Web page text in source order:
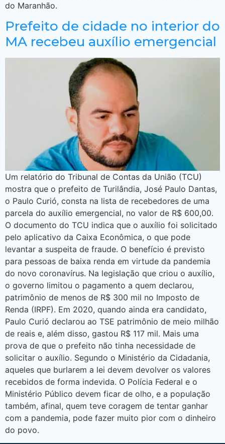
do Maranhão.
Prefeito de cidade no interior do
MA recebeu auxílio emergencial
Um relatório do Tribunal de Contas da União (TCU)
mostra que o prefeito de Turilândia, José Paulo Dantas,
o Paulo Curió, consta na lista de recebedores de uma
parcela do auxílio emergencial, no valor de R$ 600,00.
O documento do TCU indica que o auxílio foi solicitado
pelo aplicativo da Caixa Econômica, o que pode
levantar a suspeita de fraude. O benefício é previsto
para pessoas de baixa renda em virtude da pandemia
do novo coronavírus. Na legislação que criou o auxílio,
o governo limitou o pagamento a quem declarou,
patrimônio de menos de R$ 300 mil no Imposto de
Renda (IRPF). Em 2020, quando ainda era candidato,
Paulo Curió declarou ao TSE patrimônio de meio milhão
de reais e, além disso, gastou R$ 117 mil. Mais uma
prova de que o prefeito não tinha necessidade de
solicitar o auxílio. Segundo o Ministério da Cidadania,
aqueles que burlarem a lei devem devolver os valores
recebidos de forma indevida. O Polícia Federal e o
Ministério Público devem ficar de olho, e a população
também, afinal, quem teve coragem de tentar ganhar
com a pandemia, pode fazer muito pior com o dinheiro
do povo.